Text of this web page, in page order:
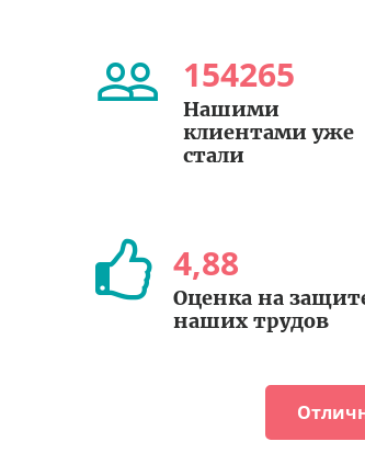
154265
Нашими
клиентами уже
стали
4,88
Оценка на
наших трудов